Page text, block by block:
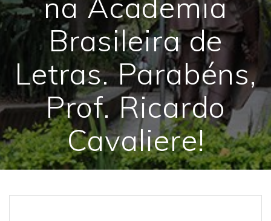
Brasileira de
Letras. Parabéns,
Prof. Ricardo
Cavaliere!